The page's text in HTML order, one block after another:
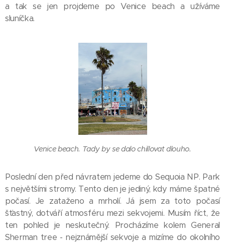
a tak se jen projdeme po Venice beach a užíváme
sluníčka.
Venice beach. Tady by se dalo chillovat dlouho.
Poslední den před návratem jedeme do Sequoia NP. Park
s největšími stromy. Tento den je jediný, kdy máme špatné
počasí. Je zataženo a mrholí. Já jsem za toto počasí
šťastný, dotváří atmosféru mezi sekvojemi. Musím říct, že
ten pohled je neskutečný. Procházíme kolem General
Sherman tree - nejznámější sekvoje a mizíme do okolního